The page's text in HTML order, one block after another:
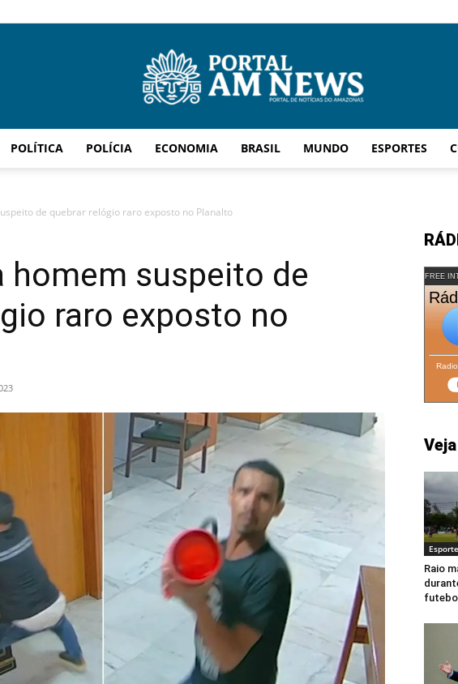
POLÍTICA POLÍCIA ECONOMIA BRASIL MUNDO ESPORTES
de quebrar relógio raro exposto no Planalto
homem suspeito de
raro exposto no
FREE
Raio